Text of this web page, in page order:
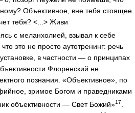
Объективное, вне тебя стоящее
тебя? <...> Живи
с меланхолией, взывал к себе
это не просто аутотренинг: речь
в частности — о принципах
Флоренский не
познания. «Объективное», по
зримое Богом и праведниками
объективности — Свет Божий»17